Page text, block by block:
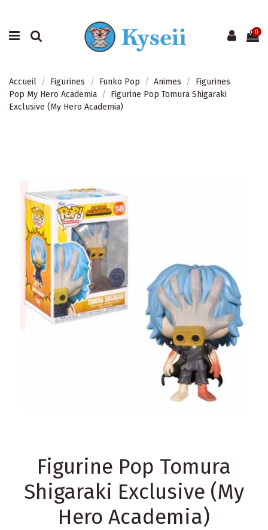
0
Accueil Figurines Funko Pop Animes
Figurines
Pop My Hero Academia
Figurine Pop Tomura Shigaraki
Exclusive (My Hero Academia)
Figurine Pop Tomura
Shigaraki Exclusive (My
Hero Academia)